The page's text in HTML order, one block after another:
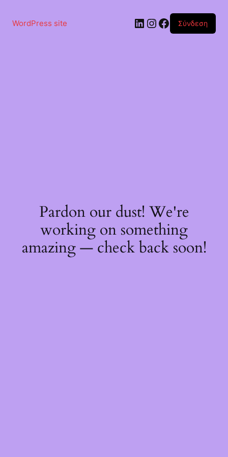
περιεχόμενο
WordPress site Linkedin
Instagram
Facebook
Σύνδεση
Pardon our dust! We're
working on something
amazing — check back soon!